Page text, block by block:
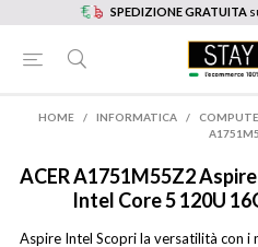
SPEDIZIONE GRATUITA
HOME / INFORMATICA /
ACERA1751M55Z2
Intel Core 5 120U
Aspire Intel Scopri la versatilità con